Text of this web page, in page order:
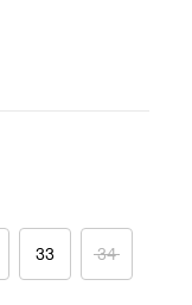
33 34